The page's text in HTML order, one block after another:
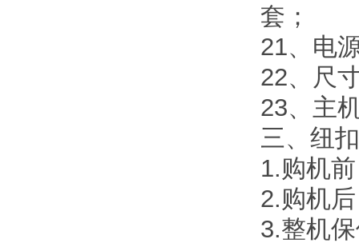
套；
21、电
22、尺
23、主
三、纽
1.购机
2.购机
3.整机